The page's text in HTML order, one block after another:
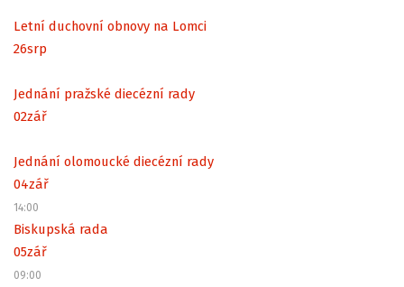
Letní duchovní obnovy na Lomci
26srp
Jednání pražské diecézní rady
02zář
Jednání olomoucké diecézní rady
04zář
14:00
Biskupská rada
05zář
09:00